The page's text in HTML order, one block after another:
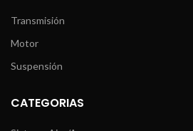
Transmisión
Motor
Suspensión
CATEGORIAS